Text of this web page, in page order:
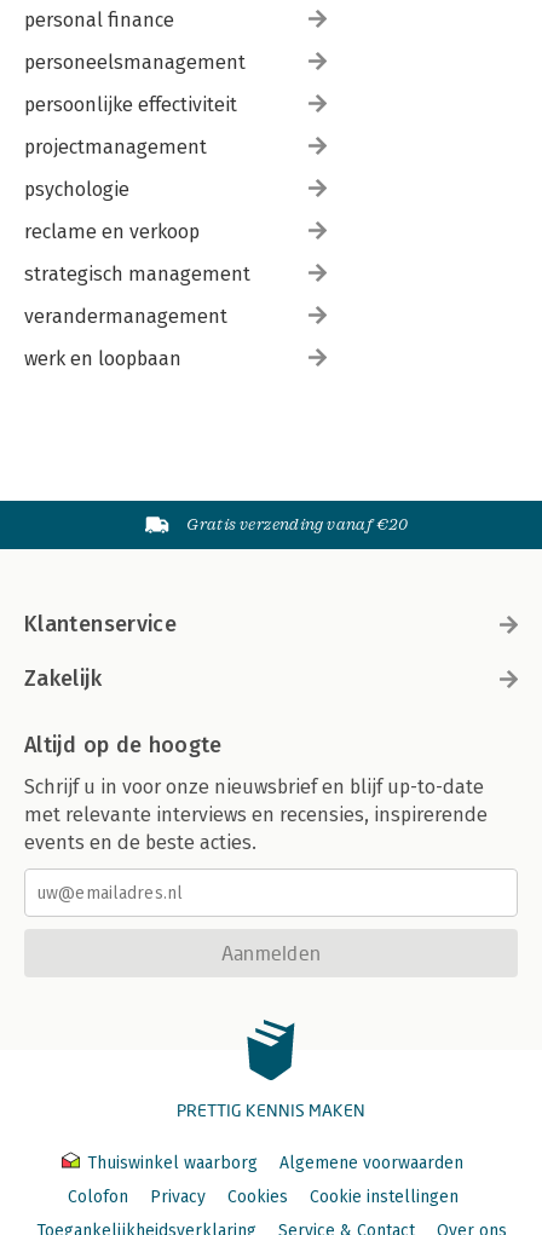
personal finance
personeelsmanagement
persoonlijke effectiviteit
projectmanagement
psychologie
reclame en verkoop
strategisch management
verandermanagement
werk en loopbaan
Gratis verzending vanaf €20
Klantenservice
Zakelijk
Altijd op de hoogte
Schrijf u in voor onze nieuwsbrief en blijf up-to-date
met relevante interviews en recensies, inspirerende
events en de beste acties.
Aanmelden
PRETTIG KENNIS MAKEN
Thuiswinkel waarborg
Algemene voorwaarden
Colofon
Privacy Cookies
Cookie instellingen
Toegankelijkheidsverklaring
Service & Contact Over ons